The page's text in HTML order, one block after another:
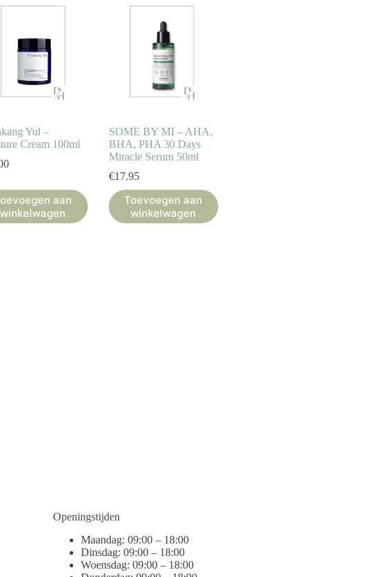
Yul –
Cream 100ml
aan
winkelwagen
SOME BY MI – AHA,
BHA, PHA 30 Days
Miracle Serum 50ml
€17.95
Toevoegen aan
winkelwagen
Openingstijden
Maandag: 09:00 – 18:00
Dinsdag: 09:00 – 18:00
Woensdag: 09:00 – 18:00